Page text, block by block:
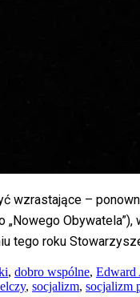
wzrastające –
tego roku
, dobro wspólne, Edward
, socjalizm, socjalizm